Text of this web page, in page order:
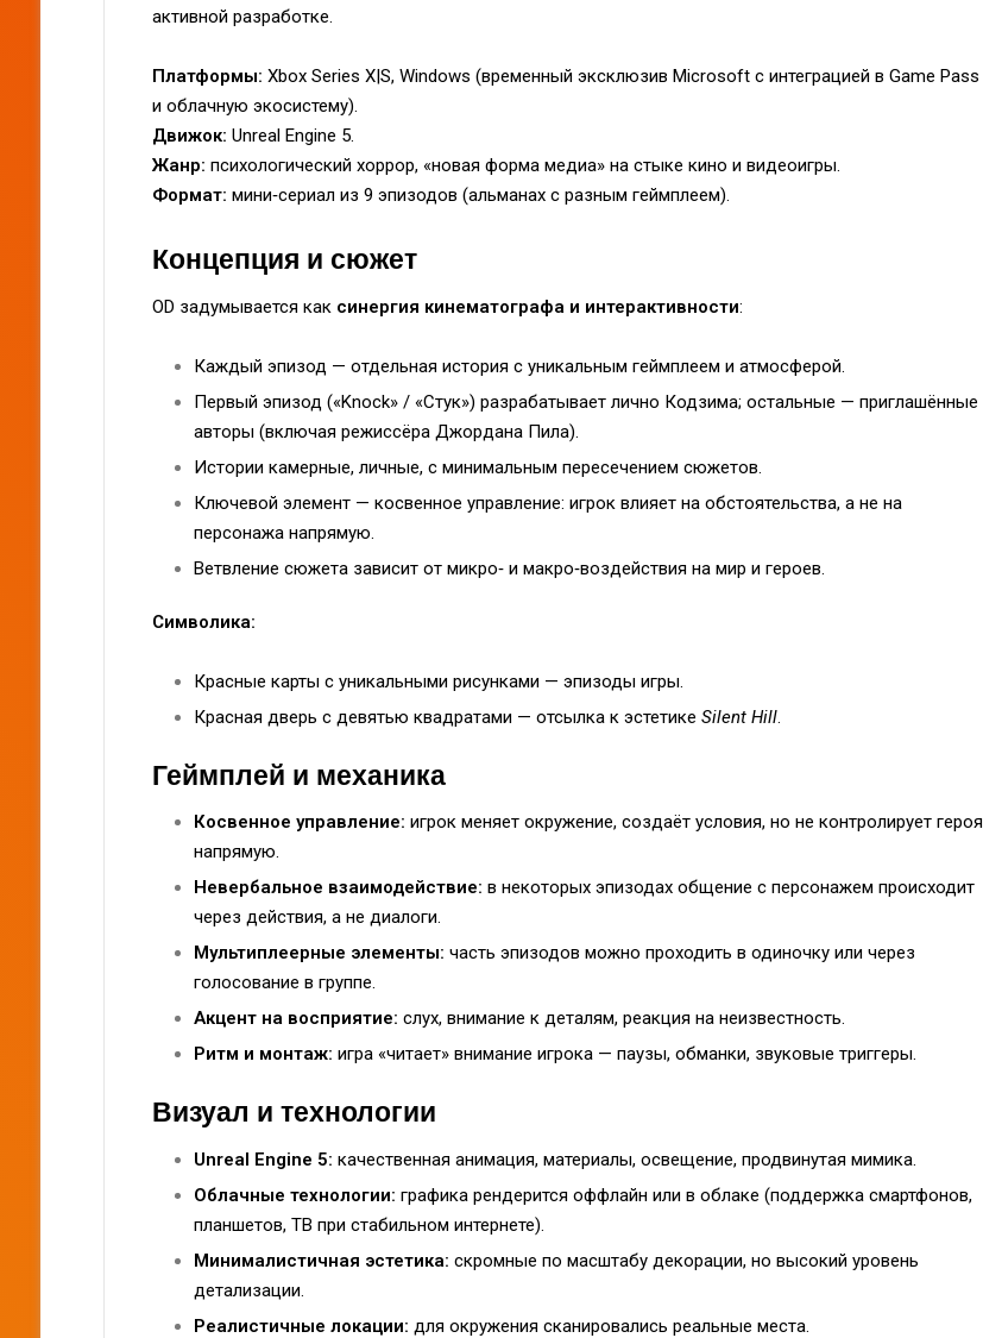
активной разработке.
Платформы: Xbox Series X|S, Windows (временный эксклюзив Microsoft с интеграцией в Game Pass
и облачную экосистему).
Движок: Unreal Engine 5.
Жанр: психологический хоррор, «новая форма медиа» на стыке кино и видеоигры.
Формат: мини‑сериал из 9 эпизодов (альманах с разным геймплеем).
Концепция и сюжет
OD задумывается как синергия кинематографа и интерактивности:
Каждый эпизод — отдельная история с уникальным геймплеем и атмосферой.
Первый эпизод («Knock» / «Стук») разрабатывает лично Кодзима; остальные — приглашённые
авторы (включая режиссёра Джордана Пила).
Истории камерные, личные, с минимальным пересечением сюжетов.
Ключевой элемент — косвенное управление: игрок влияет на обстоятельства, а не на
персонажа напрямую.
Ветвление сюжета зависит от микро‑ и макро‑воздействия на мир и героев.
Символика:
Красные карты с уникальными рисунками — эпизоды игры.
Красная дверь с девятью квадратами — отсылка к эстетике Silent Hill.
Геймплей и механика
Косвенное управление: игрок меняет окружение, создаёт условия, но не контролирует героя
напрямую.
Невербальное взаимодействие: в некоторых эпизодах общение с персонажем происходит
через действия, а не диалоги.
Мультиплеерные элементы: часть эпизодов можно проходить в одиночку или через
голосование в группе.
Акцент на восприятие: слух, внимание к деталям, реакция на неизвестность.
Ритм и монтаж: игра «читает» внимание игрока — паузы, обманки, звуковые триггеры.
Визуал и технологии
Unreal Engine 5: качественная анимация, материалы, освещение, продвинутая мимика.
Облачные технологии: графика рендерится оффлайн или в облаке (поддержка смартфонов,
планшетов, ТВ при стабильном интернете).
Минималистичная эстетика: скромные по масштабу декорации, но высокий уровень
детализации.
Реалистичные локации: для окружения сканировались реальные места.